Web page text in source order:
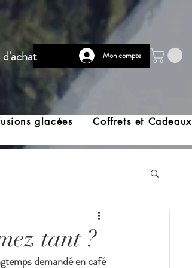
Mon compte
glacées Coffrets et Cadeaux
tant ?
demandé en café